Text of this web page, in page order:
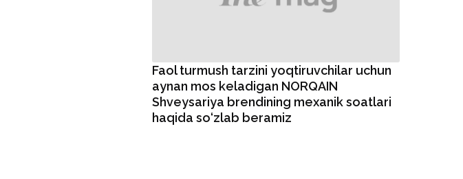
Faol turmush tarzini yoqtiruvchilar uchun
aynan mos keladigan NORQAIN
Shveysariya brendining mexanik soatlari
haqida so‘zlab beramiz